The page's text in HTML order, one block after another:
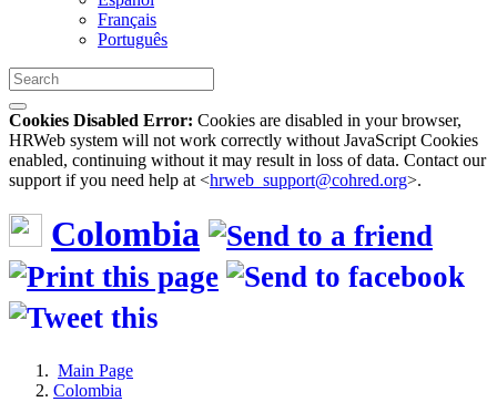
Français
Português
Cookies Disabled Error: Cookies are disabled in your browser,
HRWeb system will not work correctly without JavaScript Cookies
enabled, continuing without it may result in loss of data. Contact our
support if you need help at <hrweb_support@cohred.org>.
Colombia
Main Page
Colombia